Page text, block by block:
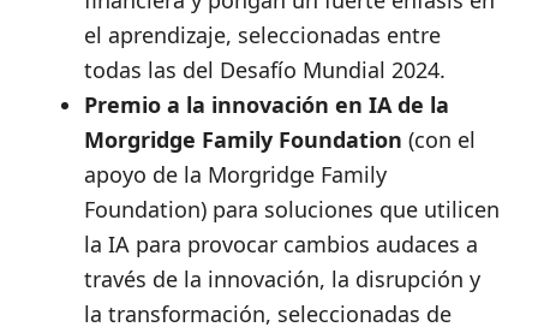
el aprendizaje, seleccionadas entre
todas las del Desafío Mundial 2024.
Premio a la innovación en IA de la
Morgridge Family Foundation (con el
apoyo de la Morgridge Family
Foundation) para soluciones que utilicen
la IA para provocar cambios audaces a
través de la innovación, la disrupción y
la transformación, seleccionadas de